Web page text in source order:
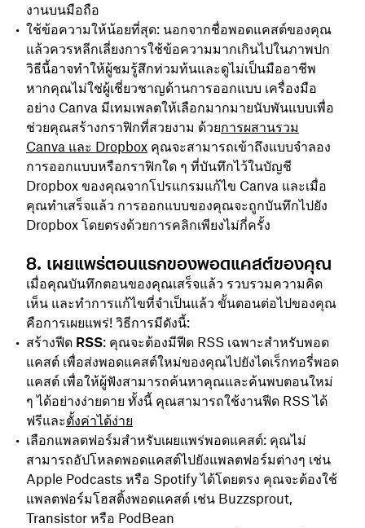
งานบนมือถือ
ใช้ข้อความให้น้อยที่สุด: นอกจากชื่อพอดแคสต์ของคุณ
แล้วควรหลีกเลี่ยงการใช้ข้อความมากเกินไปในภาพปก
วิธีนี้อาจทำให้ผู้ชมรู้สึกท่วมท้นและดูไม่เป็นมืออาชีพ
หากคุณไม่ใช่ผู้เชี่ยวชาญด้านการออกแบบ เครื่องมือ
อย่าง Canva มีเทมเพลตให้เลือกมากมายนับพันแบบเพื่อ
ช่วยคุณสร้างกราฟิกที่สวยงาม ด้วยการผสานรวม
Canva และ Dropbox คุณจะสามารถเข้าถึงแบบจำลอง
การออกแบบหรือกราฟิกใด ๆ ที่บันทึกไว้ในบัญชี
Dropbox ของคุณจากโปรแกรมแก้ไข Canva และเมื่อ
คุณทำเสร็จแล้ว การออกแบบของคุณจะถูกบันทึกไปยัง
Dropbox โดยตรงด้วยการคลิกเพียงไม่กี่ครั้ง
8. เผยแพร่ตอนแรกของพอดแคสต์ของคุณ
เมื่อคุณบันทึกตอนของคุณเสร็จแล้ว รวบรวมความคิด
เห็น และทำการแก้ไขที่จำเป็นแล้ว ขั้นตอนต่อไปของคุณ
คือการเผยแพร่! วิธีการมีดังนี้:
สร้างฟีด RSS: คุณจะต้องมีฟีด RSS เฉพาะสำหรับพอด
แคสต์ เพื่อส่งพอดแคสต์ใหม่ของคุณไปยังไดเร็กทอรี่พอด
แคสต์ เพื่อให้ผู้ฟังสามารถค้นหาคุณและค้นพบตอนใหม่
ๆ ได้อย่างง่ายดาย ทั้งนี้ คุณสามารถใช้งานฟีด RSS ได้
ฟรีและตั้งค่าได้ง่าย
เลือกแพลตฟอร์มสำหรับเผยแพร่พอดแคสต์: คุณไม่
สามารถอัปโหลดพอดแคสต์ไปยังแพลตฟอร์มต่างๆ เช่น
Apple Podcasts หรือ Spotify ได้โดยตรง คุณจะต้องใช้
แพลตฟอร์มโฮสติ้งพอดแคสต์ เช่น Buzzsprout,
Transistor หรือ PodBean